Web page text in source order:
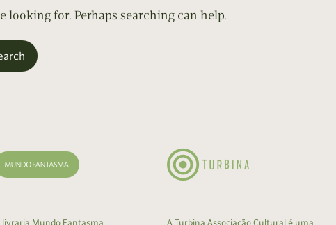
Digital
looking for. Perhaps searching can help.
livraria Mundo Fantasma,
A Turbina Associação Cultural é uma